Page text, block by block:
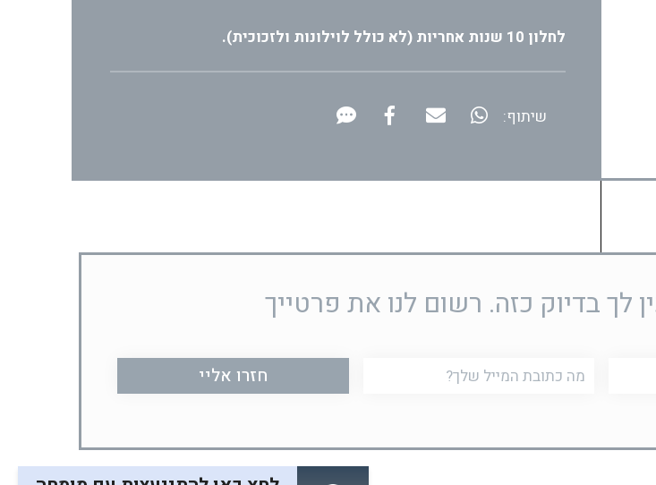
לחלון 10 שנות אחריות (לא כולל לוילונות ולזכוכית).
שיתוף:
לך בדיוק כזה. רשום לנו את פרטייך
דוא"ל